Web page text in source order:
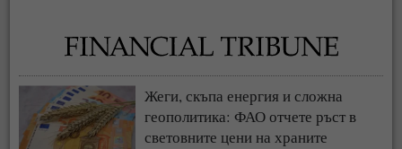
Жеги, скъпа енергия и сложна
геополитика: ФАО отчете ръст в
световните цени на храните